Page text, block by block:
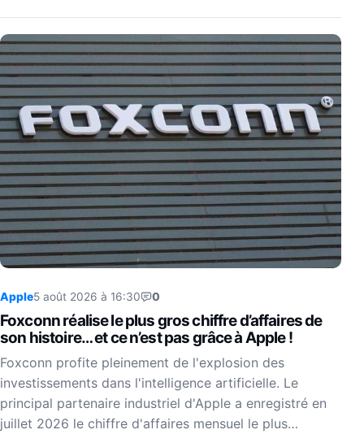
Apple5 août 2026 à 16:30 0
Foxconn réalise le plus gros chiffre d’affaires de
son histoire… et ce n’est pas grâce à Apple !
Foxconn profite pleinement de l'explosion des
investissements dans l'intelligence artificielle. Le
principal partenaire industriel d'Apple a enregistré en
juillet 2026 le chiffre d'affaires mensuel le plus…